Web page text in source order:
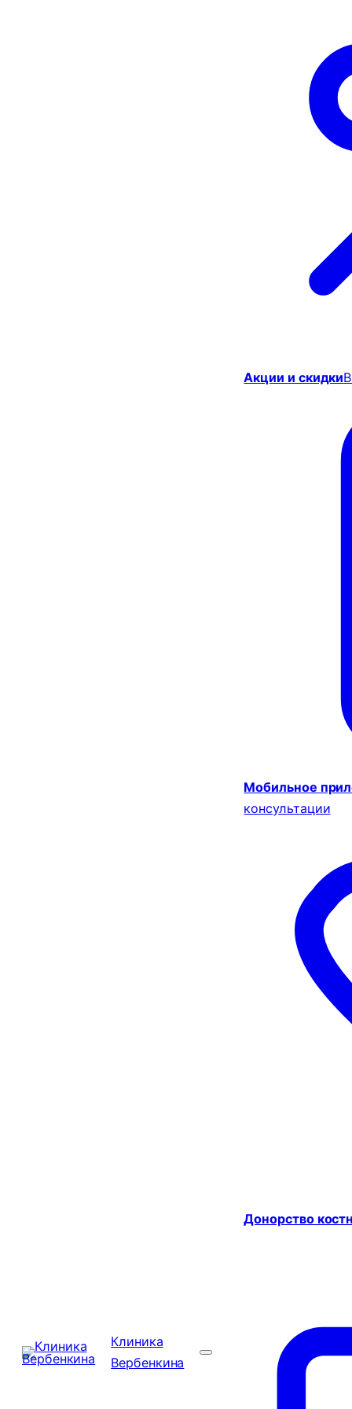
Клиника
Вербенкина
Акции и скидки
Мобильное
консультации
Донорство